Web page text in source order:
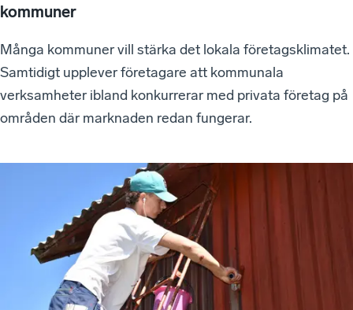
kommuner
Många kommuner vill stärka det lokala företagsklimatet.
Samtidigt upplever företagare att kommunala
verksamheter ibland konkurrerar med privata företag på
områden där marknaden redan fungerar.